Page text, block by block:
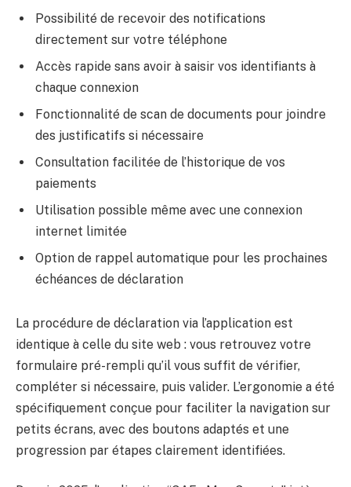
Possibilité de recevoir des notifications
directement sur votre téléphone
Accès rapide sans avoir à saisir vos identifiants à
chaque connexion
Fonctionnalité de scan de documents pour joindre
des justificatifs si nécessaire
Consultation facilitée de l’historique de vos
paiements
Utilisation possible même avec une connexion
internet limitée
Option de rappel automatique pour les prochaines
échéances de déclaration
La procédure de déclaration via l’application est
identique à celle du site web : vous retrouvez votre
formulaire pré-rempli qu’il vous suffit de vérifier,
compléter si nécessaire, puis valider. L’ergonomie a été
spécifiquement conçue pour faciliter la navigation sur
petits écrans, avec des boutons adaptés et une
progression par étapes clairement identifiées.